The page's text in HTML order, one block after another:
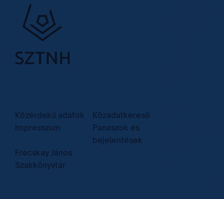
Közérdekű adatok
Közadatkereső
Impresszum
Panaszok és
bejelentések
Frecskay János
Szakkönyvtár